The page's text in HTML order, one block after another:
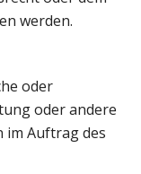
werden.
oder
oder andere
im Auftrag des